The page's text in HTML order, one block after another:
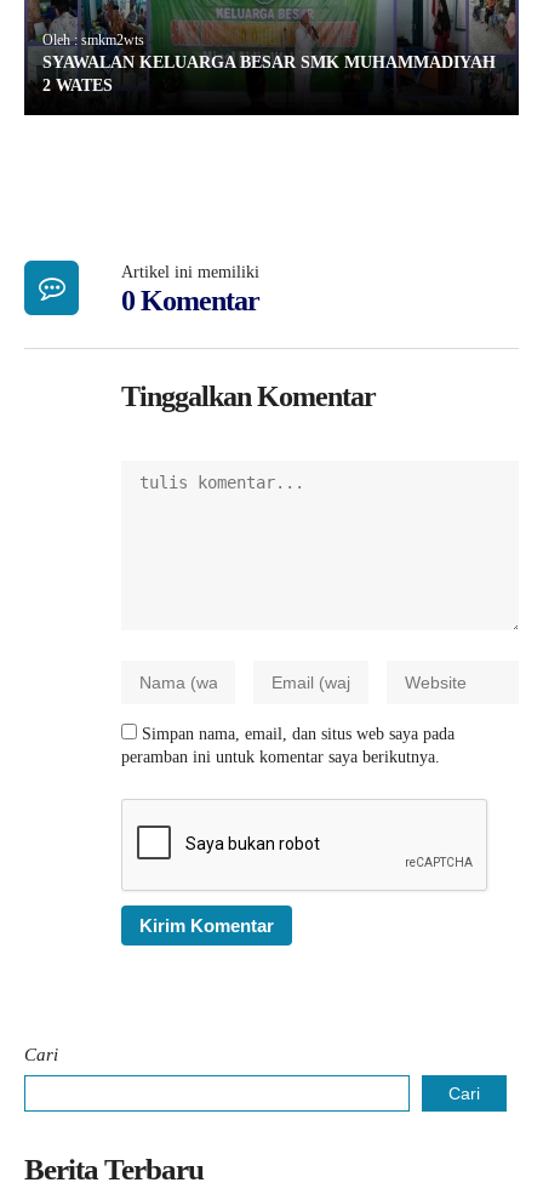
Oleh : smkm2wts
SYAWALAN KELUARGA BESAR SMK MUHAMMADIYAH
2 WATES
Artikel ini memiliki
0 Komentar
Tinggalkan Komentar
Simpan nama, email, dan situs web saya pada
peramban ini untuk komentar saya berikutnya.
Cari
Cari
Berita Terbaru